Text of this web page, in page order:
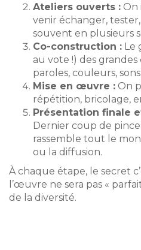
Ateliers ouverts : On
venir échanger,
souvent en plusieurs
Co-construction : Le
au vote !) des
paroles, couleurs,
Mise en œuvre : On
répétition, bricolage,
Présentation finale
Dernier coup de
rassemble tout le
ou la diffusion.
À chaque étape, le secret
l’œuvre ne sera pas «
de la diversité.